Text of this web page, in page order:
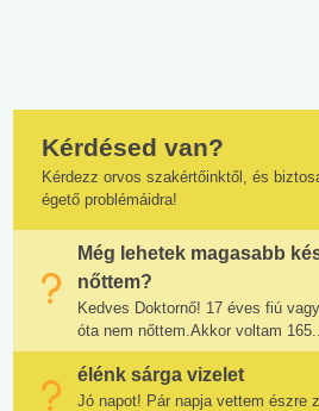
Kérdésed van?
Kérdezz orvos szakértőinktől, és
égető problémáidra!
Még lehetek magasabb
nőttem?
Kedves Doktornő! 17 éves fiú
óta nem nőttem.Akkor voltam 165...
élénk sárga vizelet
Jó napot! Pár napja vettem észre